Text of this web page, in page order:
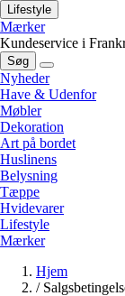
Lifestyle
Mærker
Kundeservice i
Søg
Nyheder
Have & Udenfor
Møbler
Dekoration
Art på bordet
Huslinens
Belysning
Tæppe
Hvidevarer
Lifestyle
Mærker
Hjem
/